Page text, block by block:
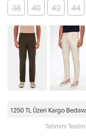
38 40 42 44
1250 TL Üzeri Kargo
Tahmini